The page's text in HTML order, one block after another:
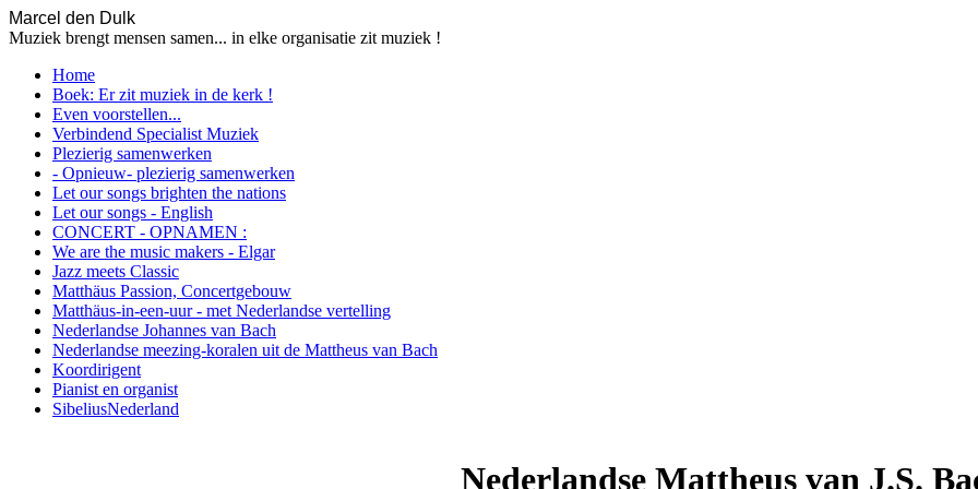
Marcel den Dulk
Muziek brengt mensen samen... in elke organisatie zit muziek !
Home
Boek: Er zit muziek in de kerk !
Even voorstellen...
Verbindend Specialist Muziek
Plezierig samenwerken
- Opnieuw- plezierig samenwerken
Let our songs brighten the nations
Let our songs - English
CONCERT - OPNAMEN :
We are the music makers - Elgar
Jazz meets Classic
Matthäus Passion, Concertgebouw
Matthäus-in-een-uur - met Nederlandse vertelling
Nederlandse Johannes van Bach
Nederlandse meezing-koralen uit de Mattheus van Bach
Koordirigent
Pianist en organist
SibeliusNederland
Nederlandse Mattheus van J.S.